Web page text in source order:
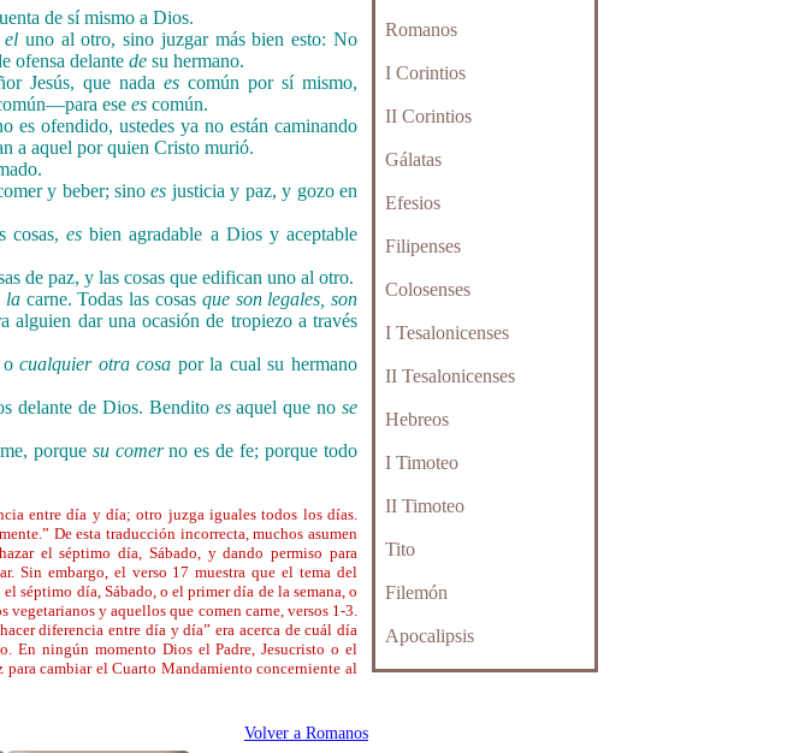
de sí mismo a Dios.
el uno al otro, sino juzgar más bien esto: No
ofensa delantede su hermano.
Jesús, que nada escomún por sí mismo,
ese es común.
es ofendido, ustedes ya no están caminando
a aquel por quien Cristo murió.
y beber; sinoes justicia y paz, y gozo en
cosas,es bien agradable a Dios y aceptable
de paz, y las cosas que edifican uno al otro.
lacarne. Todas las cosas que son legales, son
alguien dar una ocasión de tropiezo a través
ocualquier otra cosa por la cual su hermano
delante de Dios. Bendito esaquel que nose
porque su comerno es de fe; porque todo
entre día y día; otro juzga iguales todos los días.
De esta traducción incorrecta, muchos asumen
el séptimo día, Sábado, y dando permiso para
Sin embargo, el verso 17 muestra que el tema del
séptimo día, Sábado, o el primer día de la semana, o
y aquellos que comen carne, versos 1-3.
diferencia entre día y día” era acerca de cuál día
En ningún momento Dios el Padre, Jesucristo o el
cambiar el Cuarto Mandamiento concerniente al
Volver a Romanos
Romanos
I Corintios
II Corintios
Gálatas
Efesios
Filipenses
Colosenses
I Tesalonicenses
II Tesalonicenses
Hebreos
I Timoteo
II Timoteo
Tito
Filemón
Apocalipsis